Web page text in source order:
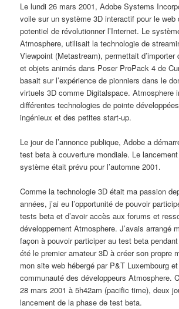
Le lundi 26 mars 2001, Adobe Systems
voile sur un système 3D interactif pour le web
potentiel de révolutionner l’Internet. Le
Atmosphere, utilisait la technologie de
Viewpoint (Metastream), permettait d’importer
et objets animés dans Poser ProPack 4 de
basait sur l’expérience de pionniers dans le
virtuels 3D comme Digitalspace. Atmosphere
différentes technologies de pointe
ingénieux et des petites start-up.
Le jour de l’annonce publique, Adobe a
test beta à couverture mondiale. Le
système était prévu pour l’automne 2001.
Comme la technologie 3D était ma passion
années, j’ai eu l’opportunité de pouvoir
tests beta et d’avoir accès aux forums et
développement Atmosphere. J’avais arrangé
façon à pouvoir participer au test beta
été le premier amateur 3D à créer son propre
mon site web hébergé par P&T Luxembourg
communauté des développeurs Atmosphere.
28 mars 2001 à 5h42am (pacific time), deux
lancement de la phase de test beta.